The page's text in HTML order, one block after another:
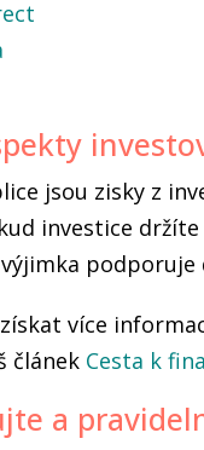
jsou zisky z
investice
více
článek Cesta k
a